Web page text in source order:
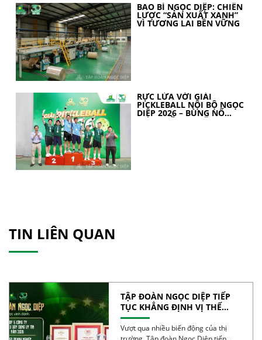
BAO BÌ NGỌC DIỆP: CHIẾN
LƯỢC “SẢN XUẤT XANH”
VÌ TƯƠNG LAI BỀN VỮNG
RỰC LỬA VỚI GIẢI
PICKLEBALL NỘI BỘ NGỌC
DIỆP 2026 – BÙNG NỔ
TINH THẦN 30 NĂM
TIN LIÊN QUAN
TẬP ĐOÀN NGỌC DIỆP TIẾP
TỤC KHẲNG ĐỊNH VỊ THẾ
TRONG TOP 50 DOANH
NGHIỆP TĂNG TRƯỞNG XUẤT
Vượt qua nhiều biến động của thị